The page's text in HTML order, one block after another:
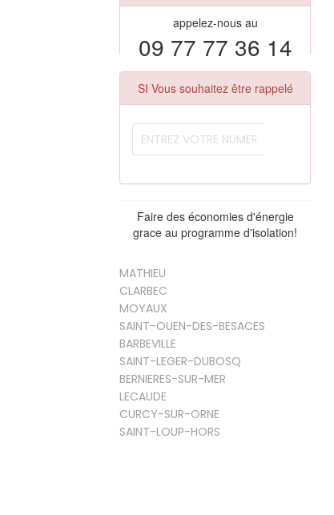
appelez-nous au
09 77 77 36 14
SI Vous souhaitez être rappelé
Faire des économies d'énergie
grace au programme d'isolation!
MATHIEU
CLARBEC
MOYAUX
SAINT-OUEN-DES-BESACES
BARBEVILLE
SAINT-LEGER-DUBOSQ
BERNIERES-SUR-MER
LECAUDE
CURCY-SUR-ORNE
SAINT-LOUP-HORS